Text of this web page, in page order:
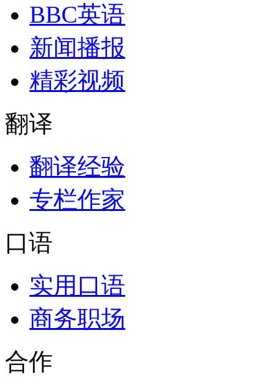
BBC英语
新闻播报
精彩视频
翻译
翻译经验
专栏作家
口语
实用口语
商务职场
合作